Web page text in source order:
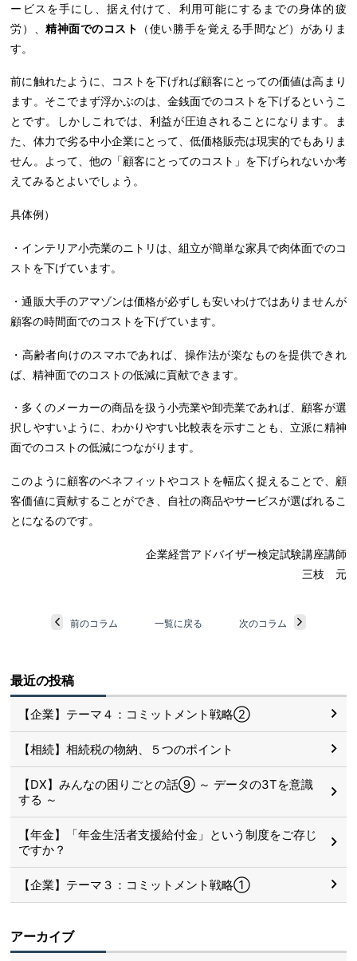
ービスを手にし、据え付けて、利用可能にするまでの身体的疲
労）、精神面でのコスト
（使い勝手を覚える手間など）がありま
す。
前に触れたように、コストを下げれば顧客にとっての価値は高まり
ます。そこでまず浮かぶのは、金銭面でのコストを下げるというこ
とです。しかしこれでは、利益が圧迫されることになります。ま
た、体力で劣る中小企業にとって、低価格販売は現実的でもありま
せん。よって、他の「顧客にとってのコスト」を下げられないか考
えてみるとよいでしょう。
具体例）
・インテリア小売業のニトリは、組立が簡単な家具で肉体面でのコ
ストを下げています。
・通販大手のアマゾンは価格が必ずしも安いわけではありませんが
顧客の時間面でのコストを下げています。
・高齢者向けのスマホであれば、操作法が楽なものを提供できれ
ば、精神面でのコストの低減に貢献できます。
・多くのメーカーの商品を扱う小売業や卸売業であれば、顧客が選
択しやすいように、わかりやすい比較表を示すことも、立派に精神
面でのコストの低減につながります。
このように顧客のベネフィットやコストを幅広く捉えることで、顧
客価値に貢献することができ、自社の商品やサービスが選ばれるこ
とになるのです。
企業経営アドバイザー検定試験講座講師
三枝 元
前のコラム 一覧に戻る 次のコラム
最近の投稿
【企業】テーマ４：コミットメント戦略②
【相続】相続税の物納、５つのポイント
【DX】みんなの困りごとの話⑨ ～ データの3Tを意識
する ～
【年金】「年金生活者支援給付金」という制度をご存じ
ですか？
【企業】テーマ３：コミットメント戦略①
アーカイブ